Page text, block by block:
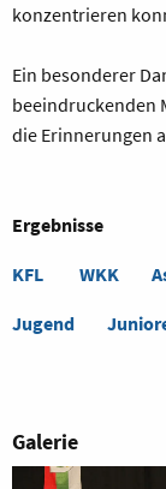
konzentrieren
Ein besonderer
beeindruckenden
die Erinnerungen
Ergebnisse
KFL WKK
Jugend
Galerie